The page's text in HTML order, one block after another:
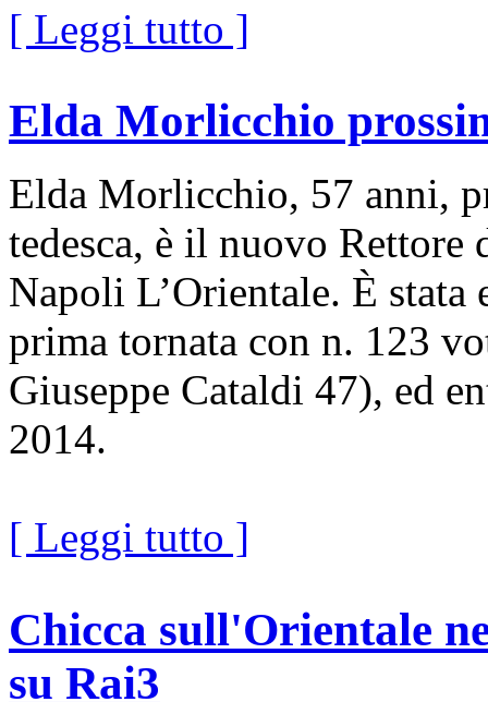
[ Leggi tutto ]
Elda Morlicchio
Elda Morlicchio, 57 anni,
tedesca, è il nuovo
Napoli L’Orientale. È
prima tornata con n. 123
Giuseppe Cataldi 47), ed
2014.
[ Leggi tutto ]
Chicca sull'Orientale
su Rai3